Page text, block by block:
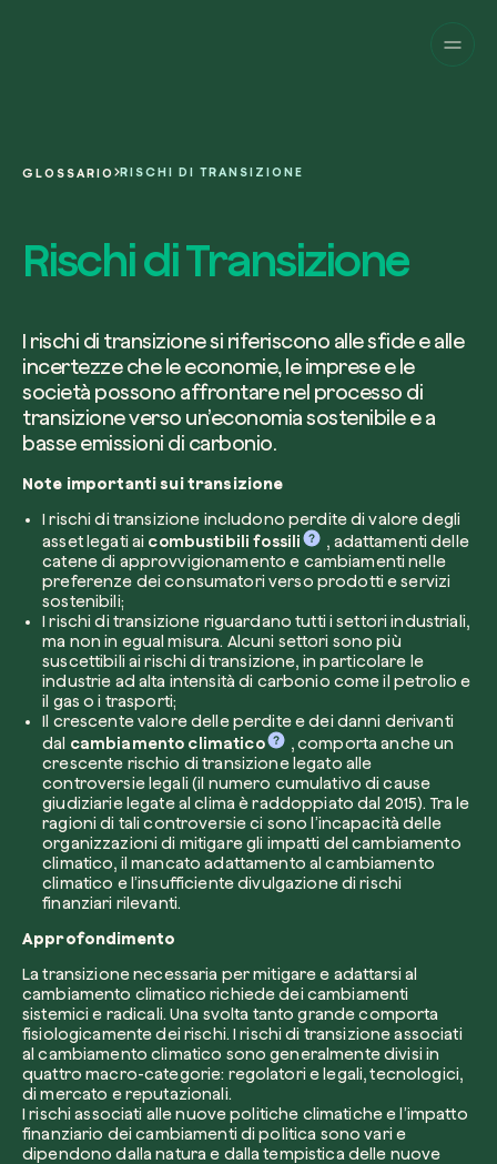
Richiedi consulenza
Magazine
Glossario
Piattaforma
GLOSSARIO RISCHI DI TRANSIZIONE
Rischi di Transizione
I rischi di transizione si riferiscono alle sfide e alle
incertezze che le economie, le imprese e le
società possono affrontare nel processo di
transizione verso un’economia sostenibile e a
basse emissioni di carbonio.
Note importanti sui transizione
I rischi di transizione includono perdite di valore degli
asset legati ai combustibili fossili
, adattamenti delle
catene di approvvigionamento e cambiamenti nelle
preferenze dei consumatori verso prodotti e servizi
sostenibili;
I rischi di transizione riguardano tutti i settori industriali,
ma non in egual misura. Alcuni settori sono più
suscettibili ai rischi di transizione, in particolare le
industrie ad alta intensità di carbonio come il petrolio e
il gas o i trasporti;
Il crescente valore delle perdite e dei danni derivanti
dal cambiamento climatico
, comporta anche un
crescente rischio di transizione legato alle
controversie legali (il numero cumulativo di cause
giudiziarie legate al clima è raddoppiato dal 2015). Tra le
ragioni di tali controversie ci sono l’incapacità delle
organizzazioni di mitigare gli impatti del cambiamento
climatico, il mancato adattamento al cambiamento
climatico e l’insufficiente divulgazione di rischi
finanziari rilevanti.
Approfondimento
La transizione necessaria per mitigare e adattarsi al
cambiamento climatico richiede dei cambiamenti
sistemici e radicali. Una svolta tanto grande comporta
fisiologicamente dei rischi. I rischi di transizione associati
al cambiamento climatico sono generalmente divisi in
quattro macro-categorie: regolatori e legali, tecnologici,
di mercato e reputazionali.
I rischi associati alle nuove politiche climatiche e l’impatto
finanziario dei cambiamenti di politica sono vari e
dipendono dalla natura e dalla tempistica delle nuove
Una piattaforma per il tracciamento
l’impatto che hai generato.
Crea la tua foresta
Pianta una foresta in un’area del mondo a
Comincia ora
Pianta un albero
della tua azienda.
esperti.
Nome e Cognome*
Email di lavoro*
Azienda*
Servizio di interesse
Come possiamo aiutarti?*
Come ci hai conosciuto
Voglio ricevere comunicazioni e
da zeroCO2